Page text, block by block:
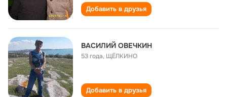
Добавить в друзья
ВАСИЛИЙ ОВЕЧКИН
53 года, ЩЁЛКИНО
Добавить в друзья